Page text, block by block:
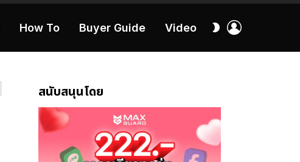
How To Buyer Guide Video
สลับ
สนับสนุนโดย